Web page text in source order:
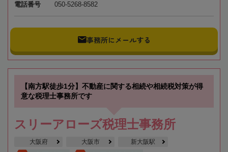
電話番号 050-5268-8582
事務所にメールする
【南方駅徒歩1分】不動産に関する相続や相続税対策が得
意な税理士事務所です
スリーアローズ税理士事務所
大阪府 大阪市 新大阪駅